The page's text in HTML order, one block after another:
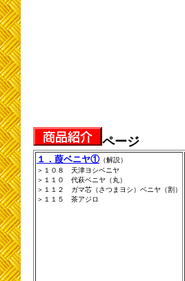
ページ
１．葭ベニヤ①（解説）
＞１０８ 天津ヨシベニヤ
＞１１０ 代萩ベニヤ（丸）
＞１１２ ガマ芯（さつまヨシ）ベニヤ（割）
＞１１５ 茶アジロ